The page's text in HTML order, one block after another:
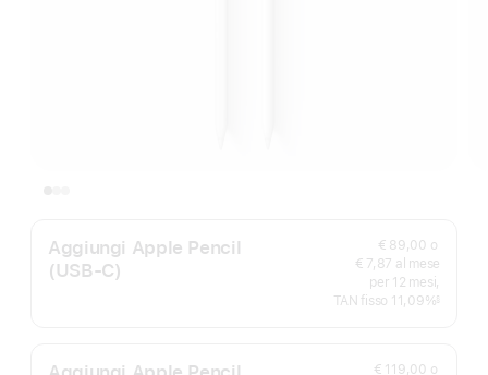
Aggiungi Apple Pencil
(USB‑C)
€ 89,00 o
€ 7,87 al mese
per 12 mesi,
TAN fisso 11,09% §
€ 119,00 o